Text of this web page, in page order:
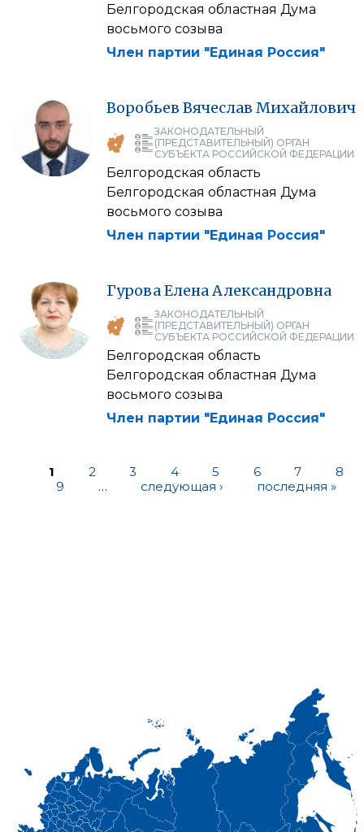
Белгородская областная Дума
восьмого созыва
Член партии "Единая Россия"
Воробьев Вячеслав Михайлович
ЗАКОНОДАТЕЛЬНЫЙ
(ПРЕДСТАВИТЕЛЬНЫЙ) ОРГАН
СУБЪЕКТА РОССИЙСКОЙ ФЕДЕРАЦИИ
Белгородская область
Белгородская областная Дума
восьмого созыва
Член партии "Единая Россия"
Гурова Елена Александровна
ЗАКОНОДАТЕЛЬНЫЙ
(ПРЕДСТАВИТЕЛЬНЫЙ) ОРГАН
СУБЪЕКТА РОССИЙСКОЙ ФЕДЕРАЦИИ
Белгородская область
Белгородская областная Дума
восьмого созыва
Член партии "Единая Россия"
1 2 3 4 5 6 7
8
9
… следующая › последняя »